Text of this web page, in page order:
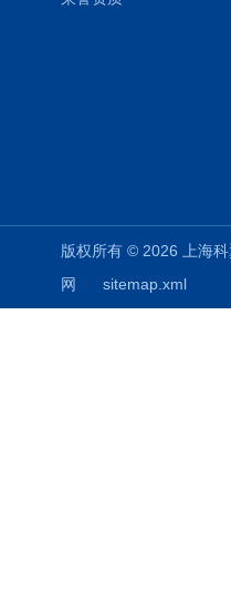
版权所有 © 2026 上海
网
sitemap.xml